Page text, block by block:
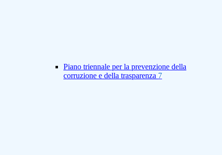
Piano triennale per la prevenzione della
corruzione e della trasparenza 7